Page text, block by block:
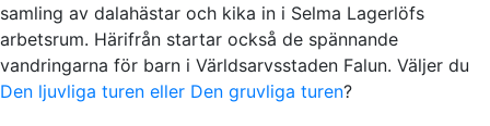
samling av dalahästar och kika in i Selma Lagerlöfs
arbetsrum. Härifrån startar också de spännande
vandringarna för barn i Världsarvsstaden Falun. Väljer du
Den ljuvliga turen eller Den gruvliga turen?